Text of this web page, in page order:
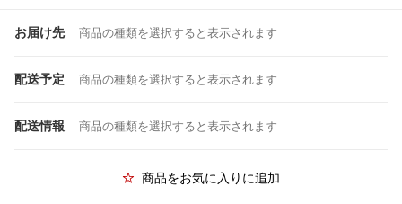
お届け先 商品の種類を選択すると表示されます
配送予定 商品の種類を選択すると表示されます
配送情報 商品の種類を選択すると表示されます
商品をお気に入りに追加